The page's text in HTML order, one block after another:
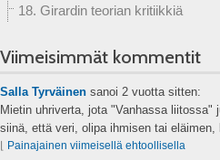
18. Girardin teorian kritiikkiä
Viimeisimmät kommentit
Salla Tyrväinen sanoi 2 vuotta sitten:
Mietin uhriverta, jota "Vanhassa liitossa"
siinä, että veri, olipa ihmisen tai eläimen,
⌊ Painajainen viimeisellä ehtoollisella